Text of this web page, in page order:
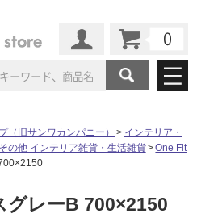
テゴリ
タイル
浴室（風呂・バスルー
事例
法人案件納入事例
ーム
（旧サンワカンパニー）
インテリア・
その他 インテリア雑貨・生活雑貨
One Fit
グレーB 700×2150